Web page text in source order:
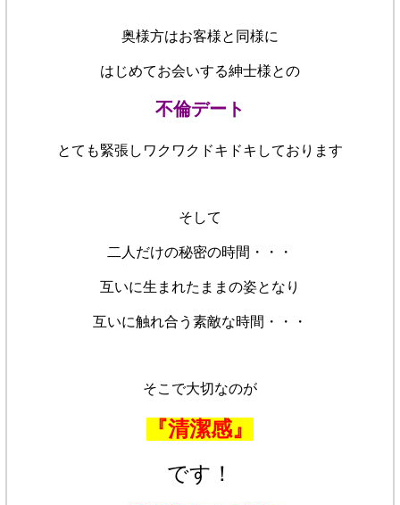
奥様方はお客様と同様に
はじめてお会いする紳士様との
不倫デート
とても緊張しワクワクドキドキしております
そして
二人だけの秘密の時間・・・
互いに生まれたままの姿となり
互いに触れ合う素敵な時間・・・
そこで大切なのが
『清潔感』
です！